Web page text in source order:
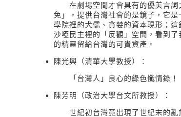
在劇場空間才會具有的優美言詞
免」，提供台灣社會的是鏡子，它
學院裡的犬儒、貪婪的資本現形；
沙啞民主裡的「反觀」空間，看到
的精靈留給台灣的可貴資產。
陳光興（清華大學教授）：
「台灣人」良心的綠色懺情錄！
陳芳明（政治大學台文所教授）：
世紀初台灣竟出現了世紀末的亂